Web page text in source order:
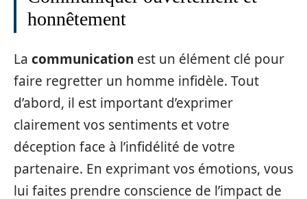
honnêtement
La communication est un élément clé pour
faire regretter un homme infidèle. Tout
d’abord, il est important d’exprimer
clairement vos sentiments et votre
déception face à l’infidélité de votre
partenaire. En exprimant vos émotions, vous
lui faites prendre conscience de l’impact de